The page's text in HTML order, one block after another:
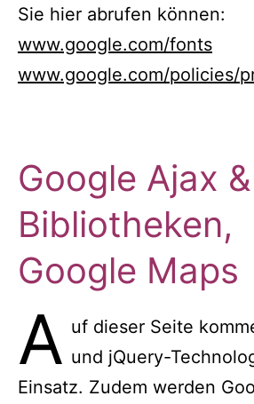
Sie hier abrufen können:
www.google.com/fonts
www.google.com/policies/
Google Ajax
Bibliotheken,
Google Maps
A uf dieser Seite
und jQuery-
Einsatz. Zudem werden